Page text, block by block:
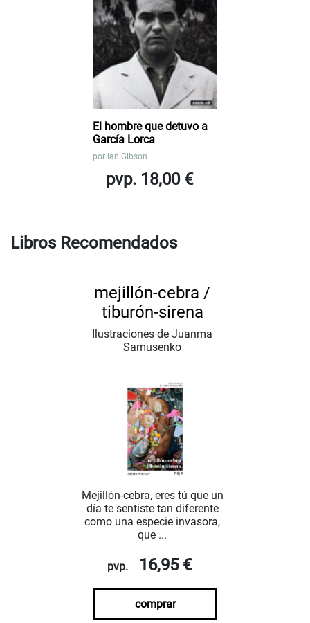
El hombre que detuvo a
García Lorca
por Ian Gibson
pvp. 18,00 €
Libros Recomendados
mejillón-cebra /
tiburón-sirena
Ilustraciones de Juanma
Samusenko
Mejillón-cebra, eres tú que un
día te sentiste tan diferente
como una especie invasora,
que ...
pvp. 16,95 €
comprar